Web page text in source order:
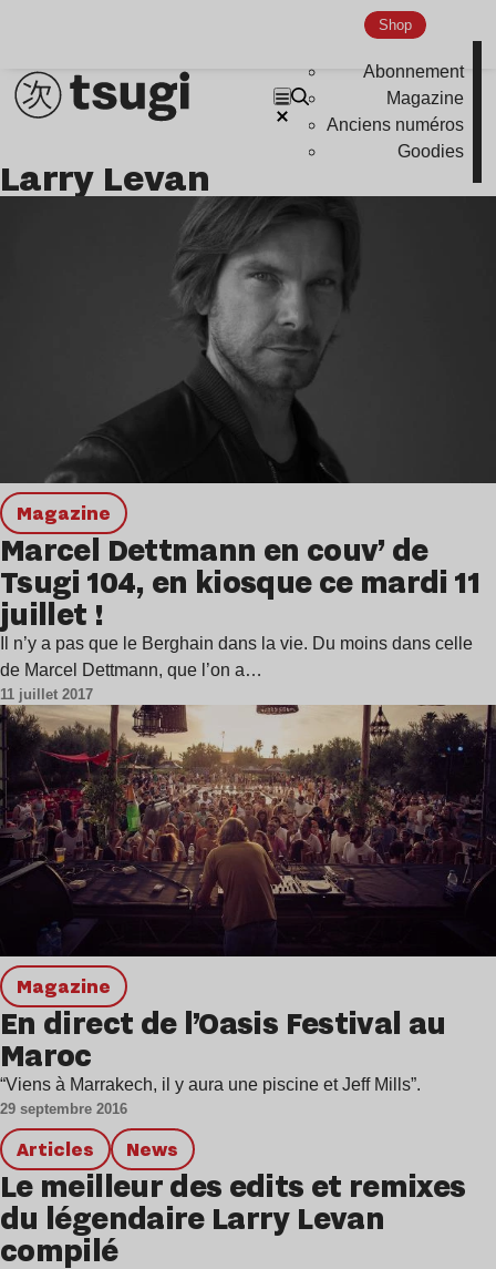
Shop
Abonnement
Magazine
Anciens numéros
Goodies
Larry Levan
magazine
Marcel Dettmann en couv’ de
Tsugi 104, en kiosque ce mardi 11
juillet !
Il n’y a pas que le Berghain dans la vie. Du moins dans celle
de Marcel Dettmann, que l’on a…
11 juillet 2017
magazine
En direct de l’Oasis Festival au
Maroc
“Viens à Marrakech, il y aura une piscine et Jeff Mills”.
29 septembre 2016
Articles news
Le meilleur des edits et remixes
du légendaire Larry Levan
compilé